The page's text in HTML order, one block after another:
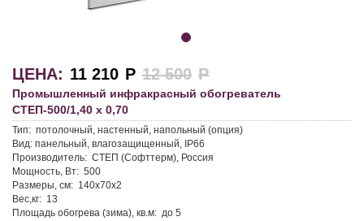
ЦЕНА: 11 210 Р 12 500 Р
Промышленный инфракрасный обогреватель
СТЕП-500/1,40 х 0,70
Тип: потолочный, настенный, напольный (опция)
Вид: панельный, влагозащищенный, IP66
Производитель: СТЕП (Софттерм), Россия
Мощность, Вт: 500
Размеры, см: 140х70х2
Вес,кг: 13
Площадь обогрева (зима), кв.м: до 5